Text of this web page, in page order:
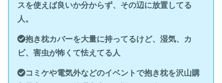
スを使えば良いか分からず、その辺に放置してる
人。
抱き枕カバーを大量に持ってるけど、湿気、カ
ビ、害虫が怖くて怯えてる人
コミケや電気外などのイベントで抱き枕を沢山購